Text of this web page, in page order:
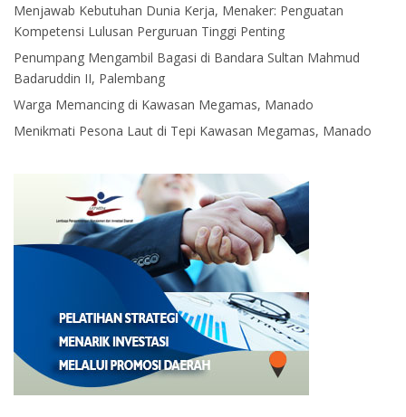
Menjawab Kebutuhan Dunia Kerja, Menaker: Penguatan
Kompetensi Lulusan Perguruan Tinggi Penting
Penumpang Mengambil Bagasi di Bandara Sultan Mahmud
Badaruddin II, Palembang
Warga Memancing di Kawasan Megamas, Manado
Menikmati Pesona Laut di Tepi Kawasan Megamas, Manado